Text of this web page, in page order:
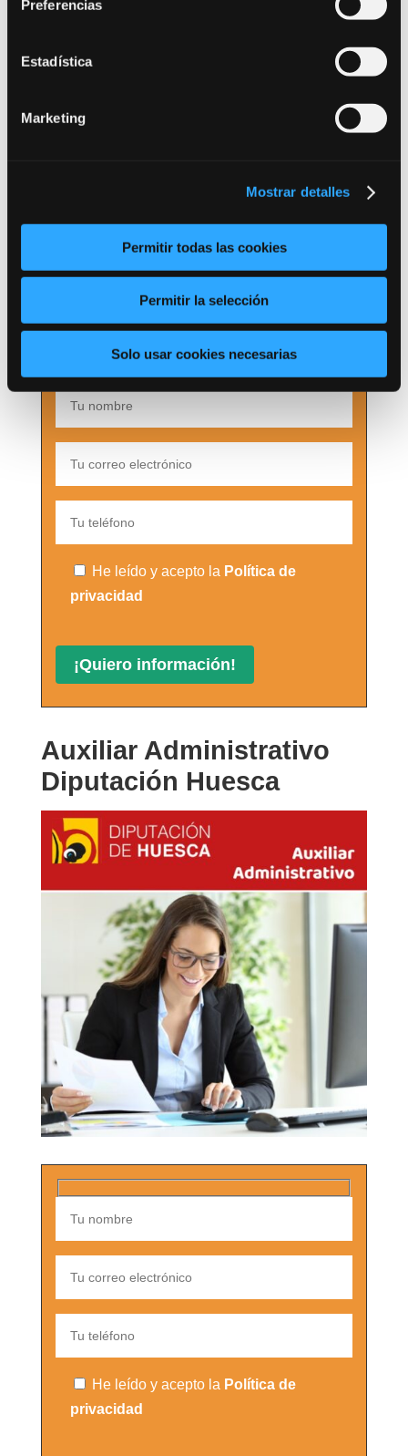
Preferencias
Estadística
Marketing
Mostrar detalles
Permitir todas las cookies
Permitir la selección
Solo usar cookies necesarias
He leído y acepto la Política de
privacidad
Auxiliar Administrativo
Diputación Huesca
He leído y acepto la Política de
privacidad